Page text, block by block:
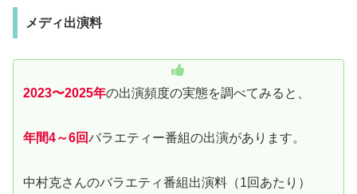
メディ出演料
2023〜2025年の出演頻度の実態を調べてみると、
年間4～6回バラエティー番組の出演があります。
中村克さんのバラエティ番組出演料（1回あたり）